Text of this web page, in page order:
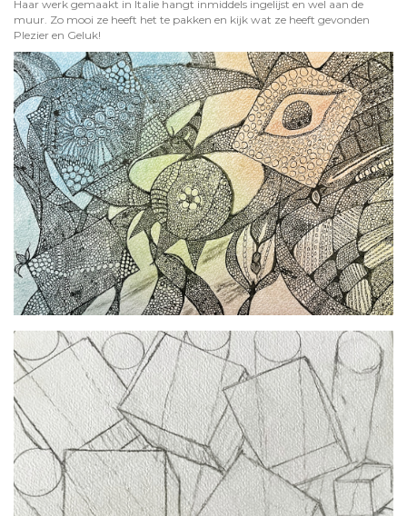
Haar werk gemaakt in Italie hangt inmiddels ingelijst en wel aan de
muur. Zo mooi ze heeft het te pakken en kijk wat ze heeft gevonden
Plezier en Geluk!